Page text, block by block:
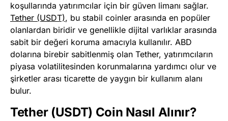
koşullarında yatırımcılar için bir güven limanı sağlar.
Tether (USDT), bu stabil coinler arasında en popüler
olanlardan biridir ve genellikle dijital varlıklar arasında
sabit bir değeri koruma amacıyla kullanılır. ABD
dolarına birebir sabitlenmiş olan Tether, yatırımcıların
piyasa volatilitesinden korunmalarına yardımcı olur ve
şirketler arası ticarette de yaygın bir kullanım alanı
bulur.
Tether (USDT) Coin Nasıl Alınır?